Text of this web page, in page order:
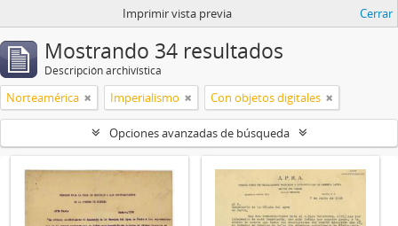
Imprimir vista previa Cerrar
Mostrando 34 resultados
Descripción archivística
Norteamérica Imperialismo Con objetos digitales
Opciones avanzadas de búsqueda